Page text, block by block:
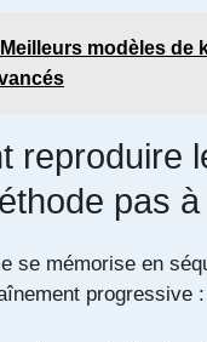
Meilleurs modèles de
reproduire
pas à
se mémorise en
progressive :